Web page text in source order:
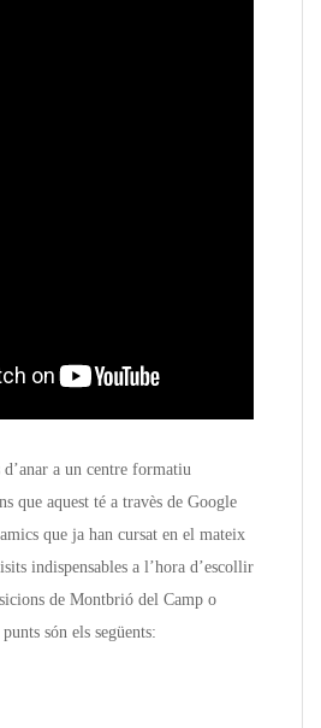
a un centre formatiu
que aquest té a travès de Google
que ja han cursat en el mateix
indispensables a l’hora d’escollir
de Montbrió del Camp o
són els següents: